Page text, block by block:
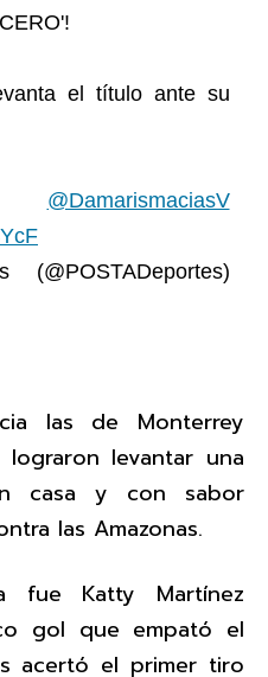
el título ante su
@DamarismaciasV
las de Monterrey
levantar una
casa y con sabor
las Amazonas.
fue Katty Martínez
gol que empató el
acertó el primer tiro